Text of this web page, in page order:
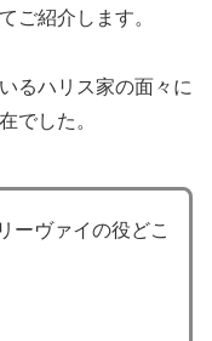
ご紹介します。
るハリス家の面々に
でした。
ーヴァイの役どこ